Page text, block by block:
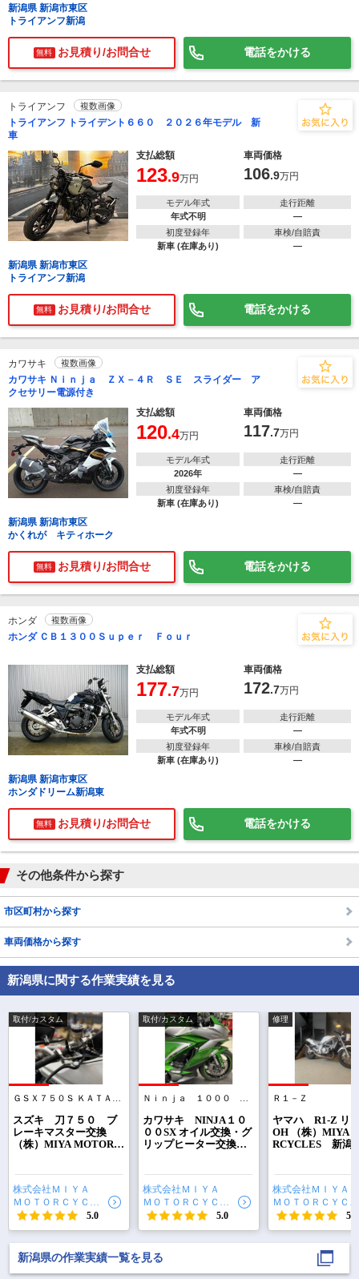
新潟県 新潟市東区
トライアンフ新潟
無料 お見積り/お問合せ 電話をかける
トライアンフ 複数画像
トライアンフ トライデント６６０ ２０２６年モデル 新
車
支払総額
車両価格
123.9万円 106.9万円
モデル年式
年式不明
走行距離
―
初度登録年
新車 (在庫あり)
車検/自賠責
―
新潟県 新潟市東区
トライアンフ新潟
無料 お見積り/お問合せ 電話をかける
カワサキ 複数画像
カワサキ Ｎｉｎｊａ ＺＸ－４Ｒ ＳＥ スライダー ア
クセサリー電源付き
支払総額
車両価格
120.4万円 117.7万円
モデル年式
2026年
走行距離
―
初度登録年
新車 (在庫あり)
車検/自賠責
―
新潟県 新潟市東区
かくれが キティホーク
無料 お見積り/お問合せ 電話をかける
ホンダ 複数画像
ホンダ ＣＢ１３００Ｓｕｐｅｒ Ｆｏｕｒ
支払総額 車両価格
177.7万円 172.7万円
モデル年式
年式不明
走行距離
―
初度登録年
新車 (在庫あり)
車検/自賠責
―
新潟県 新潟市東区
ホンダドリーム新潟東
無料 お見積り/お問合せ 電話をかける
その他条件から探す
市区町村から探す
車両価格から探す
新潟県に関する作業実績を見る
取付/カスタム
スズキ 刀７５０ ブ
レーキマスター交換
（株）MIYA MOTORC
株式会社ＭＩＹＡ
ＭＯＴＯＲＣＹＣＬ
ＥＳ
5.0
取付/カスタム
カワサキ NINJA１０
００SX オイル交換・グ
リップヒーター交換
ら徒歩1分）
株式会社ＭＩＹＡ
ＭＯＴＯＲＣＹＣＬ
ＥＳ
5.0
修理
Ｒ１－Ｚ
ヤマハ R1-Z リ
OH （株）MIYA
RCYCLES 新潟
株式会社ＭＩＹＡ
ＭＯＴＯＲＣＹＣＬ
ＥＳ
5.0
新潟県の作業実績一覧を見る
で 相場をチェック！
車種選択するだけ、かんたん相場検索
まずはメーカーを選択する
車種